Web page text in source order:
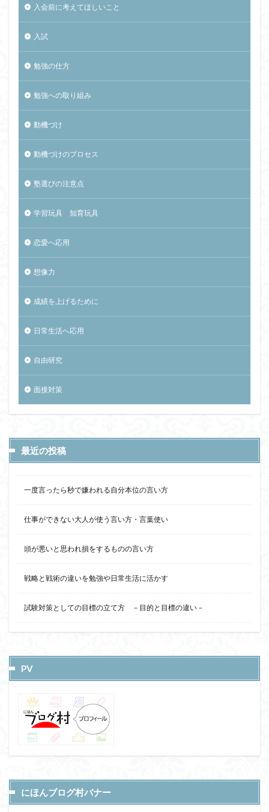
入会前に考えてほしいこと
入試
勉強の仕方
勉強への取り組み
動機づけ
動機づけのプロセス
塾選びの注意点
学習玩具 知育玩具
恋愛へ応用
想像力
成績を上げるために
日常生活へ応用
自由研究
面接対策
最近の投稿
一度言ったら秒で嫌われる自分本位の言い方
仕事ができない大人が使う言い方・言葉使い
頭が悪いと思われ損をするものの言い方
戦略と戦術の違いを勉強や日常生活に活かす
試験対策としての目標の立て方 －目的と目標の違い－
PV
にほんブログ村バナー